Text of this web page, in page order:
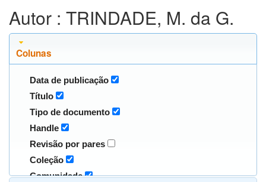
Autor : TRINDADE, M. da G.
Colunas
Data de publicação
Título
Tipo de documento
Handle
Revisão por pares
Coleção
Comunidade